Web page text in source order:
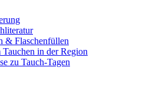
& Flaschenfüllen
in der Region
zu Tauch-Tagen